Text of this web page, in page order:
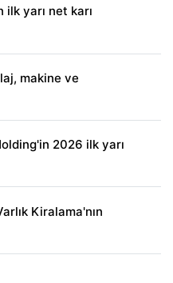
ilk yarı net karı
makine ve
2026 ilk yarı
Kiralama'nın